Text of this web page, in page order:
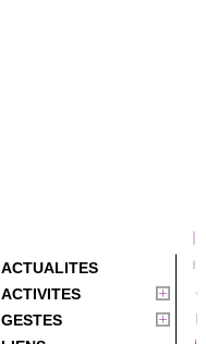
ACTUALITES
ACTIVITES
GESTES